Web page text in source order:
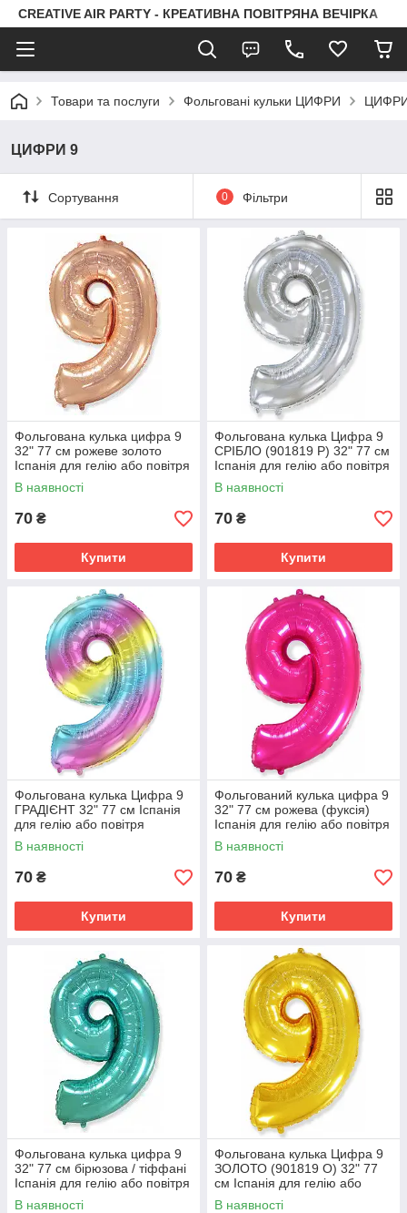
CREATIVE AIR PARTY - КРЕАТИВНА ПОВІТРЯНА ВЕЧІРКА
Товари та послуги Фольговані кульки ЦИФРИ
ЦИФРИ 9
Сортування 0 Фільтри
Фольгована кулька цифра 9
32" 77 см рожеве золото
Іспанія для гелію або повітря
В наявності
70 ₴
Купити
Фольгована кулька Цифра 9
СРІБЛО (901819 Р) 32" 77 см
Іспанія для гелію або повітря
В наявності
70 ₴
Купити
Фольгована кулька Цифра 9
ГРАДІЄНТ 32" 77 см Іспанія
для гелію або повітря
В наявності
70 ₴
Купити
Фольгований кулька цифра 9
32" 77 см рожева (фуксія)
Іспанія для гелію або повітря
В наявності
70 ₴
Купити
Фольгована кулька цифра 9
32" 77 см бірюзова / тіффані
Іспанія для гелію або повітря
В наявності
Фольгована кулька Цифра 9
ЗОЛОТО (901819 O) 32" 77
см Іспанія для гелію або
повітря
В наявності